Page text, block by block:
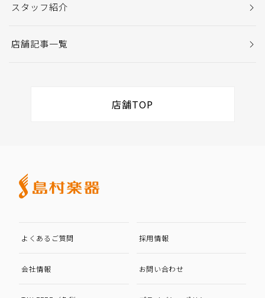
スタッフ紹介
店舗記事一覧
店舗TOP
よくあるご質問 採用情報
会社情報 お問い合わせ